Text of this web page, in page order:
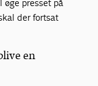
presset på
der fortsat
en